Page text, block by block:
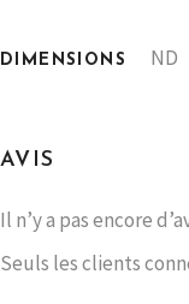
DIMENSIONS ND
AVIS
Il n’y a pas encore
Seuls les clients